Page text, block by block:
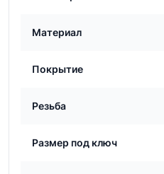
Материал
Покрытие
Резьба
Размер под ключ